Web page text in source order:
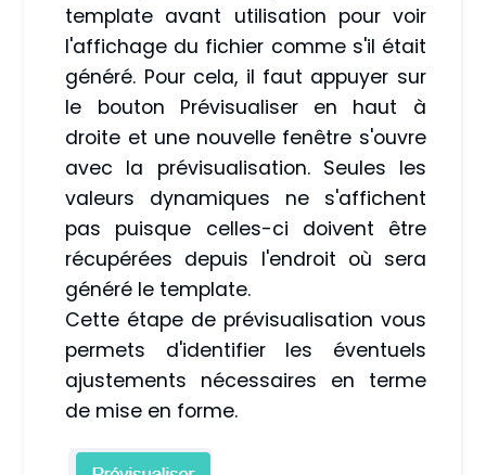
template avant utilisation pour voir
l'affichage du fichier comme s'il était
généré. Pour cela, il faut appuyer sur
le bouton Prévisualiser en haut à
droite et une nouvelle fenêtre s'ouvre
avec la prévisualisation. Seules les
valeurs dynamiques ne s'affichent
pas puisque celles-ci doivent être
récupérées depuis l'endroit où sera
généré le template.
Cette étape de prévisualisation vous
permets d'identifier les éventuels
ajustements nécessaires en terme
de mise en forme.